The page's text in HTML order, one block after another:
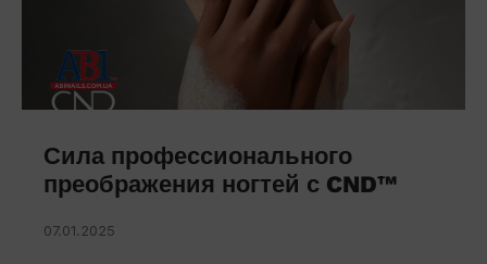
Сила профессионального
преображения ногтей с CND™
07.01.2025